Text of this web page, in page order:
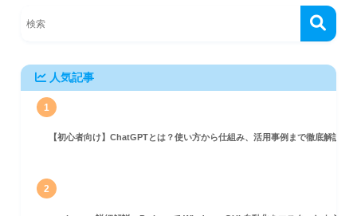
人気記事
1
【初心者向け】ChatGPTとは？使い方から仕組み、活用事例まで徹底解説
2